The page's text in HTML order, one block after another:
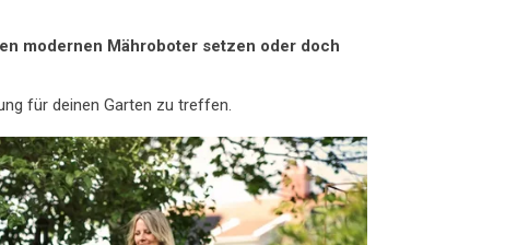
modernen Mähroboter setzen oder doch
für deinen Garten zu treffen.